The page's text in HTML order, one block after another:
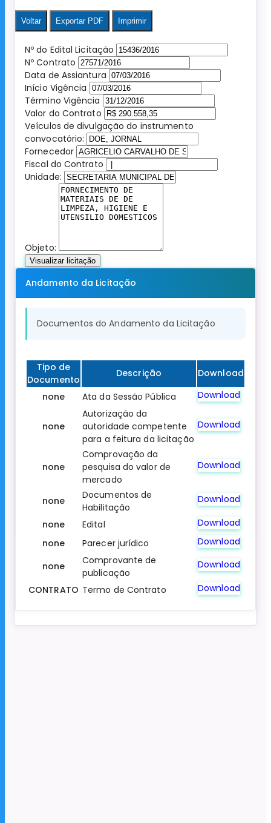
Voltar Exportar PDF Imprimir
Nº do Edital Licitação
Nº Contrato
Data de Assiantura
Início Vigência
Término Vigência
Valor do Contrato
Veículos de divulgação do instrumento
convocatório:
Fornecedor
Fiscal do Contrato
Unidade:
Objeto:
Visualizar licitação
Andamento da Licitação
Documentos do Andamento da Licitação
Tipo de
Documento
Descrição
Download
none
Ata da Sessão Pública Download
none
Autorização da
autoridade competente
para a feitura da licitação
Download
none
Comprovação da
pesquisa do valor de
mercado
Download
none
Documentos de
Habilitação
Download
none Edital
Download
none
Parecer jurídico Download
none
Comprovante de
publicação
Download
CONTRATO Termo de Contrato Download